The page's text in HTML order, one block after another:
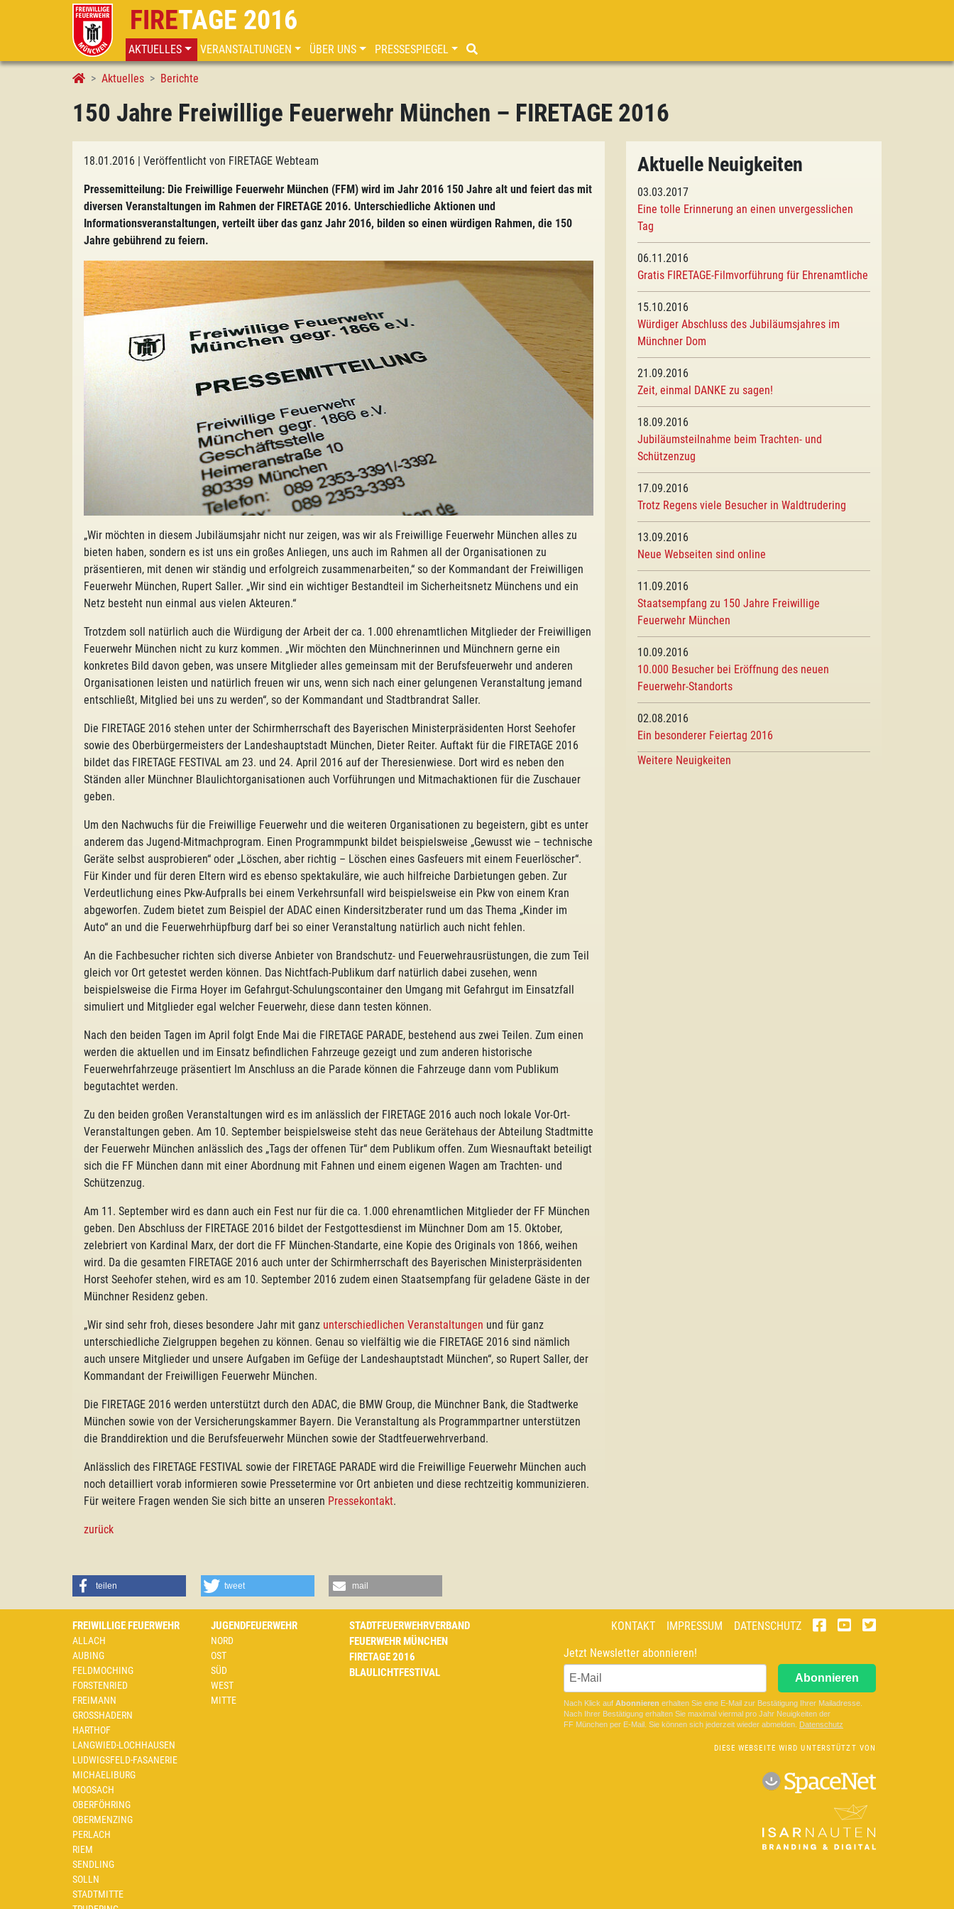
FIRETAGE 2016
AKTUELLES VERANSTALTUNGEN ÜBER UNS PRESSESPIEGEL
Aktuelles Berichte
150 Jahre Freiwillige Feuerwehr München – FIRETAGE 2016
18.01.2016 | Veröffentlicht von FIRETAGE Webteam
Pressemitteilung: Die Freiwillige Feuerwehr München (FFM) wird im Jahr 2016 150 Jahre alt und feiert das mit
diversen Veranstaltungen im Rahmen der FIRETAGE 2016. Unterschiedliche Aktionen und
Informationsveranstaltungen, verteilt über das ganz Jahr 2016, bilden so einen würdigen Rahmen, die 150
Jahre gebührend zu feiern.
„Wir möchten in diesem Jubiläumsjahr nicht nur zeigen, was wir als Freiwillige Feuerwehr München alles zu
bieten haben, sondern es ist uns ein großes Anliegen, uns auch im Rahmen all der Organisationen zu
präsentieren, mit denen wir ständig und erfolgreich zusammenarbeiten,“ so der Kommandant der Freiwilligen
Feuerwehr München, Rupert Saller. „Wir sind ein wichtiger Bestandteil im Sicherheitsnetz Münchens und ein
Netz besteht nun einmal aus vielen Akteuren.“
Trotzdem soll natürlich auch die Würdigung der Arbeit der ca. 1.000 ehrenamtlichen Mitglieder der Freiwilligen
Feuerwehr München nicht zu kurz kommen. „Wir möchten den Münchnerinnen und Münchnern gerne ein
konkretes Bild davon geben, was unsere Mitglieder alles gemeinsam mit der Berufsfeuerwehr und anderen
Organisationen leisten und natürlich freuen wir uns, wenn sich nach einer gelungenen Veranstaltung jemand
entschließt, Mitglied bei uns zu werden“, so der Kommandant und Stadtbrandrat Saller.
Die FIRETAGE 2016 stehen unter der Schirmherrschaft des Bayerischen Ministerpräsidenten Horst Seehofer
sowie des Oberbürgermeisters der Landeshauptstadt München, Dieter Reiter. Auftakt für die FIRETAGE 2016
bildet das FIRETAGE FESTIVAL am 23. und 24. April 2016 auf der Theresienwiese. Dort wird es neben den
Ständen aller Münchner Blaulichtorganisationen auch Vorführungen und Mitmachaktionen für die Zuschauer
geben.
Um den Nachwuchs für die Freiwillige Feuerwehr und die weiteren Organisationen zu begeistern, gibt es unter
anderem das Jugend-Mitmachprogram. Einen Programmpunkt bildet beispielsweise „Gewusst wie – technische
Geräte selbst ausprobieren“ oder „Löschen, aber richtig – Löschen eines Gasfeuers mit einem Feuerlöscher“.
Für Kinder und für deren Eltern wird es ebenso spektakuläre, wie auch hilfreiche Darbietungen geben. Zur
Verdeutlichung eines Pkw-Aufpralls bei einem Verkehrsunfall wird beispielsweise ein Pkw von einem Kran
abgeworfen. Zudem bietet zum Beispiel der ADAC einen Kindersitzberater rund um das Thema „Kinder im
Auto“ an und die Feuerwehrhüpfburg darf bei so einer Veranstaltung natürlich auch nicht fehlen.
An die Fachbesucher richten sich diverse Anbieter von Brandschutz- und Feuerwehrausrüstungen, die zum Teil
gleich vor Ort getestet werden können. Das Nichtfach-Publikum darf natürlich dabei zusehen, wenn
beispielsweise die Firma Hoyer im Gefahrgut-Schulungscontainer den Umgang mit Gefahrgut im Einsatzfall
simuliert und Mitglieder egal welcher Feuerwehr, diese dann testen können.
Nach den beiden Tagen im April folgt Ende Mai die FIRETAGE PARADE, bestehend aus zwei Teilen. Zum einen
werden die aktuellen und im Einsatz befindlichen Fahrzeuge gezeigt und zum anderen historische
Feuerwehrfahrzeuge präsentiert Im Anschluss an die Parade können die Fahrzeuge dann vom Publikum
begutachtet werden.
Zu den beiden großen Veranstaltungen wird es im anlässlich der FIRETAGE 2016 auch noch lokale Vor-Ort-
Veranstaltungen geben. Am 10. September beispielsweise steht das neue Gerätehaus der Abteilung Stadtmitte
der Feuerwehr München anlässlich des „Tags der offenen Tür“ dem Publikum offen. Zum Wiesnauftakt beteiligt
sich die FF München dann mit einer Abordnung mit Fahnen und einem eigenen Wagen am Trachten- und
Schützenzug.
Am 11. September wird es dann auch ein Fest nur für die ca. 1.000 ehrenamtlichen Mitglieder der FF München
geben. Den Abschluss der FIRETAGE 2016 bildet der Festgottesdienst im Münchner Dom am 15. Oktober,
zelebriert von Kardinal Marx, der dort die FF München-Standarte, eine Kopie des Originals von 1866, weihen
wird. Da die gesamten FIRETAGE 2016 auch unter der Schirmherrschaft des Bayerischen Ministerpräsidenten
Horst Seehofer stehen, wird es am 10. September 2016 zudem einen Staatsempfang für geladene Gäste in der
Münchner Residenz geben.
„Wir sind sehr froh, dieses besondere Jahr mit ganz unterschiedlichen Veranstaltungen und für ganz
unterschiedliche Zielgruppen begehen zu können. Genau so vielfältig wie die FIRETAGE 2016 sind nämlich
auch unsere Mitglieder und unsere Aufgaben im Gefüge der Landeshauptstadt München“, so Rupert Saller, der
Kommandant der Freiwilligen Feuerwehr München.
Die FIRETAGE 2016 werden unterstützt durch den ADAC, die BMW Group, die Münchner Bank, die Stadtwerke
München sowie von der Versicherungskammer Bayern. Die Veranstaltung als Programmpartner unterstützen
die Branddirektion und die Berufsfeuerwehr München sowie der Stadtfeuerwehrverband.
Anlässlich des FIRETAGE FESTIVAL sowie der FIRETAGE PARADE wird die Freiwillige Feuerwehr München auch
noch detailliert vorab informieren sowie Pressetermine vor Ort anbieten und diese rechtzeitig kommunizieren.
Für weitere Fragen wenden Sie sich bitte an unseren Pressekontakt.
zurück
Aktuelle Neuigkeiten
03.03.2017
Eine tolle Erinnerung an einen unvergesslichen
Tag
06.11.2016
Gratis FIRETAGE-Filmvorführung für Ehrenamtliche
15.10.2016
Würdiger Abschluss des Jubiläumsjahres im
Münchner Dom
21.09.2016
Zeit, einmal DANKE zu sagen!
18.09.2016
Jubiläumsteilnahme beim Trachten- und
Schützenzug
17.09.2016
Trotz Regens viele Besucher in Waldtrudering
13.09.2016
Neue Webseiten sind online
11.09.2016
Staatsempfang zu 150 Jahre Freiwillige
Feuerwehr München
10.09.2016
10.000 Besucher bei Eröffnung des neuen
Feuerwehr-Standorts
02.08.2016
Ein besonderer Feiertag 2016
Weitere Neuigkeiten
teilen tweet mail
FREIWILLIGE FEUERWEHR
ALLACH
AUBING
FELDMOCHING
FORSTENRIED
FREIMANN
GROSSHADERN
HARTHOF
LANGWIED-LOCHHAUSEN
LUDWIGSFELD-FASANERIE
MICHAELIBURG
MOOSACH
OBERFÖHRING
OBERMENZING
PERLACH
RIEM
SENDLING
SOLLN
STADTMITTE
JUGENDFEUERWEHR
NORD
OST
SÜD
WEST
MITTE
STADTFEUERWEHRVERBAND
FEUERWEHR MÜNCHEN
FIRETAGE 2016
BLAULICHTFESTIVAL
KONTAKT IMPRESSUM
DATENSCHUTZ
Jetzt Newsletter abonnieren!
Abonnieren
Nach Klick auf Abonnieren erhalten Sie eine E-Mail zur Bestätigung Ihrer Mailadresse.
Nach Ihrer Bestätigung erhalten Sie maximal viermal pro Jahr Neuigkeiten der
FF München per E-Mail. Sie können sich jederzeit wieder abmelden. Datenschutz
DIESE WEBSEITE WIRD UNTERSTÜTZT VON